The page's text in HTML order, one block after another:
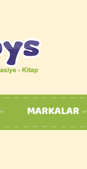
MARKALAR